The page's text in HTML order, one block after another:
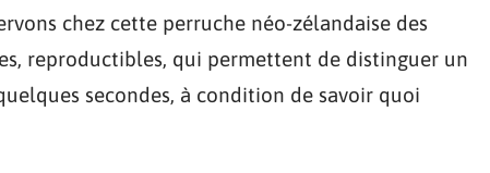
chez cette perruche néo-zélandaise des
reproductibles, qui permettent de distinguer un
secondes, à condition de savoir quoi